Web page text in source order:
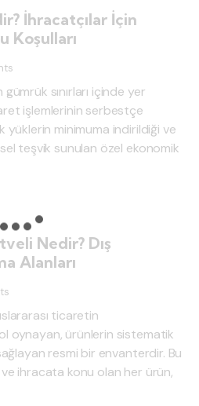
İhracatçılar İçin
Koşulları
sınırları içinde yer
işlemlerinin serbestçe
minimuma indirildiği ve
teşvik sunulan özel ekonomik
Nedir? Dış
Alanları
ticaretin
oynayan, ürünlerin sistematik
sağlayan resmi bir envanterdir. Bu
ihracata konu olan her ürün,